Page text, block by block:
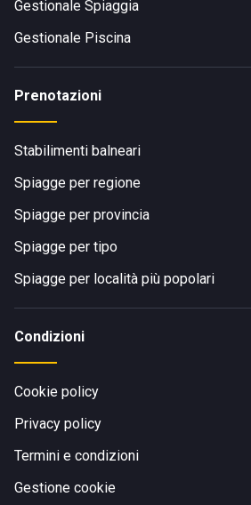
Gestionale Spiaggia
Gestionale Piscina
Prenotazioni
Stabilimenti balneari
Spiagge per regione
Spiagge per provincia
Spiagge per tipo
Spiagge per località più popolari
Condizioni
Cookie policy
Privacy policy
Termini e condizioni
Gestione cookie